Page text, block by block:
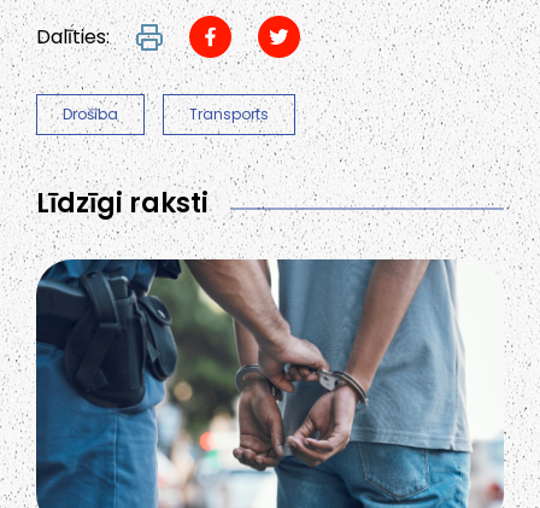
Dalīties:
Drošība Transports
Līdzīgi raksti